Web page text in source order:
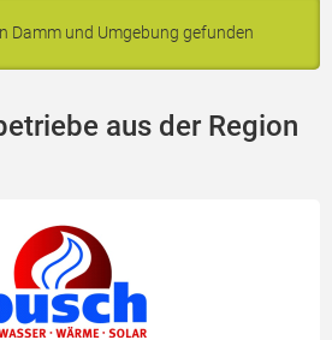
Damm und Umgebung gefunden
aus der Region